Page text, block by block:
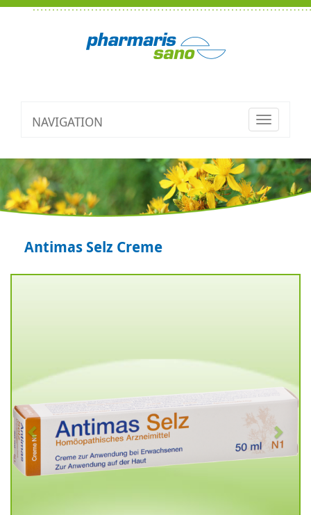
NAVIGATION
Toggle
Antimas Selz Creme